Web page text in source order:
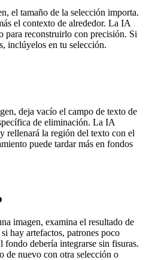
el tamaño de la selección importa.
el contexto de alrededor. La IA
para reconstruirlo con precisión. Si
inclúyelos en tu selección.
deja vacío el campo de texto de
de eliminación. La IA
rellenará la región del texto con el
puede tardar más en fondos
imagen, examina el resultado de
hay artefactos, patrones poco
fondo debería integrarse sin fisuras.
de nuevo con otra selección o